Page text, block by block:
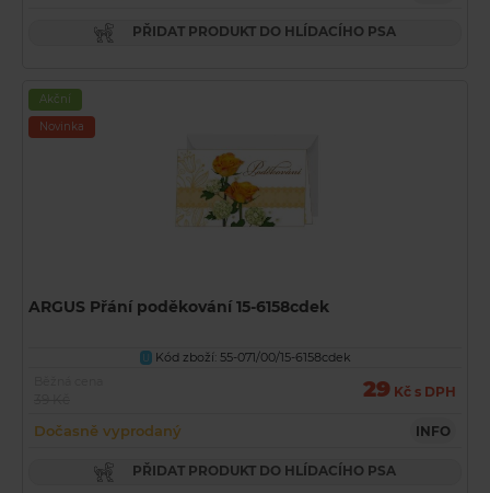
PŘIDAT PRODUKT DO HLÍDACÍHO PSA
Akční
Novinka
ARGUS Přání poděkování 15-6158cdek
U Kód zboží: 55-071/00/15-6158cdek
29 Kč s DPH
Dočasně vyprodaný INFO
PŘIDAT PRODUKT DO HLÍDACÍHO PSA